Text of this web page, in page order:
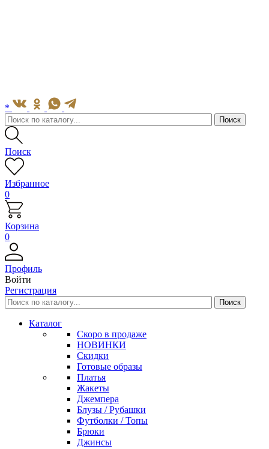
*
Поиск
Избранное
0
Корзина
0
Профиль
Войти
Регистрация
Каталог
Скоро в продаже
НОВИНКИ
Скидки
Готовые образы
Платья
Жакеты
Джемпера
Блузы / Рубашки
Футболки / Топы
Брюки
Джинсы